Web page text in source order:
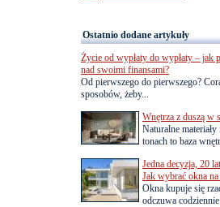
Ostatnio dodane artykuły
Życie od wypłaty do wypłaty – jak
nad swoimi finansami?
Od pierwszego do pierwszego?
sposobów, żeby...
Wnętrza z duszą w
Naturalne
tonach to baza
Jedna decyzja, 20
Jak wybrać okna na
Okna kupuje się
odczuwa